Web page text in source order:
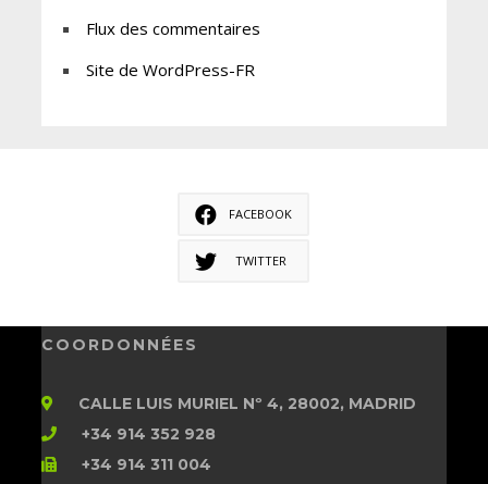
Flux des commentaires
Site de WordPress-FR
FACEBOOK
TWITTER
COORDONNÉES
CALLE LUIS MURIEL Nº 4, 28002, MADRID
+34 914 352 928
+34 914 311 004